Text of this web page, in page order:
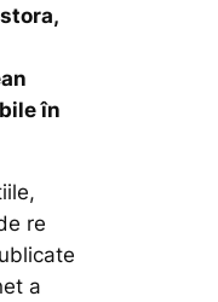
în
re
a